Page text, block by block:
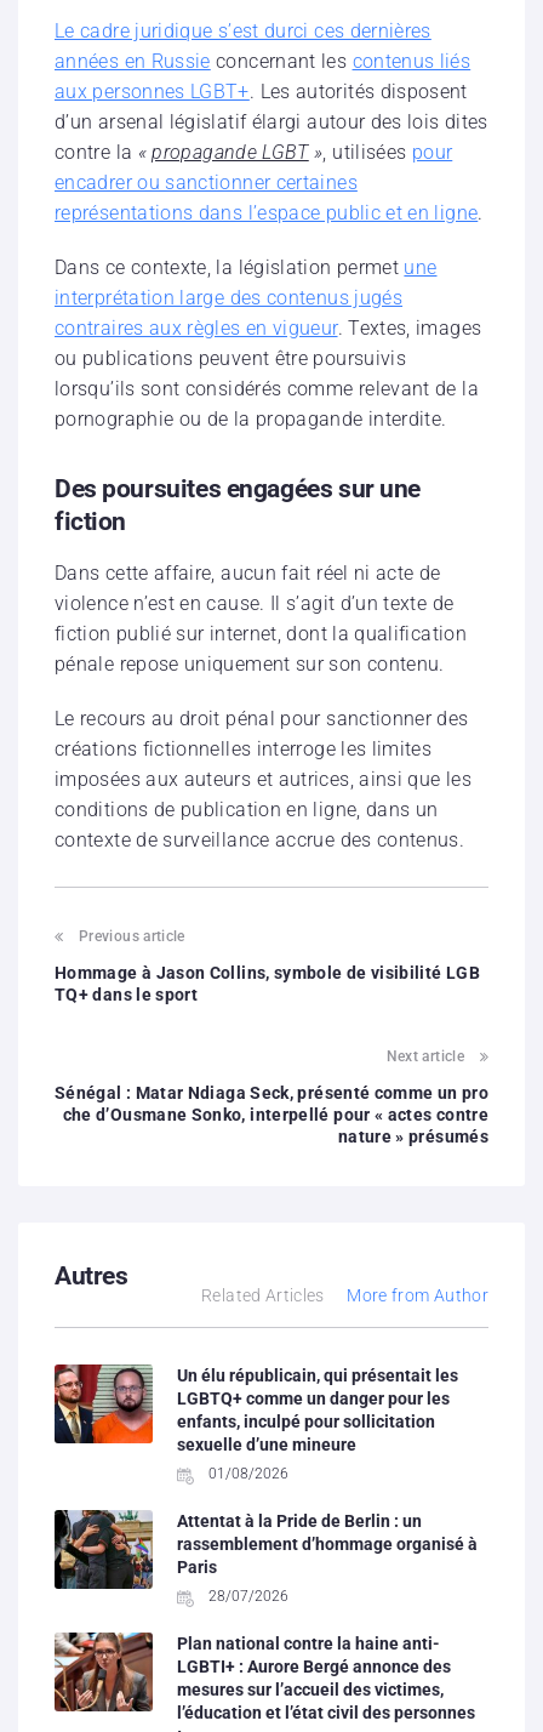
Le cadre juridique s’est durci ces dernières
années en Russie concernant les contenus liés
aux personnes LGBT+. Les autorités disposent
d’un arsenal législatif élargi autour des lois dites
contre la «propagande LGBT», utilisées pour
encadrer ou sanctionner certaines
représentations dans l’espace public et en ligne.
Dans ce contexte, la législation permet une
interprétation large des contenus jugés
contraires aux règles en vigueur. Textes, images
ou publications peuvent être poursuivis
lorsqu’ils sont considérés comme relevant de la
pornographie ou de la propagande interdite.
Des poursuites engagées sur une
fiction
Dans cette affaire, aucun fait réel ni acte de
violence n’est en cause. Il s’agit d’un texte de
fiction publié sur internet, dont la qualification
pénale repose uniquement sur son contenu.
Le recours au droit pénal pour sanctionner des
créations fictionnelles interroge les limites
imposées aux auteurs et autrices, ainsi que les
conditions de publication en ligne, dans un
contexte de surveillance accrue des contenus.
Previous article
Hommage à Jason Collins, symbole de visibilité LGB
TQ+ dans le sport
Next article
Sénégal : Matar Ndiaga Seck, présenté comme un pro
che d’Ousmane Sonko, interpellé pour « actes contre
nature » présumés
Autres
Related Articles More from Author
Un élu républicain, qui présentait les
LGBTQ+ comme un danger pour les
enfants, inculpé pour sollicitation
sexuelle d’une mineure
01/08/2026
Attentat à la Pride de Berlin : un
rassemblement d’hommage organisé à
Paris
28/07/2026
Plan national contre la haine anti-
LGBTI+ : Aurore Bergé annonce des
mesures sur l’accueil des victimes,
l’éducation et l’état civil des personnes